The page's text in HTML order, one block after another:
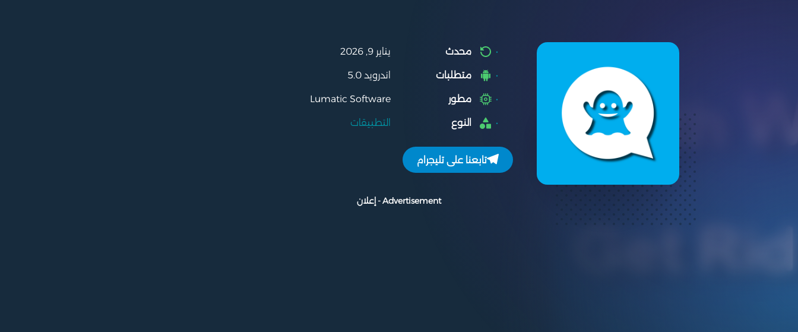
محدث يناير 9, 2026
متطلبات اندرويد 5.0
مطور Lumatic Software
النوع التطبيقات
تابعنا على تليجرام
Advertisement - إعلان